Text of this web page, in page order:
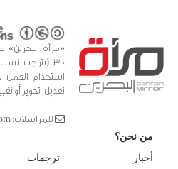
«مرآة البحرين»
3.0 (يتوجب
استخدام العمل
تعديل، تحوير أو
للمراسلات: editor [at] bahrainmirror.com
من نحن؟
أخبار
ترجمات